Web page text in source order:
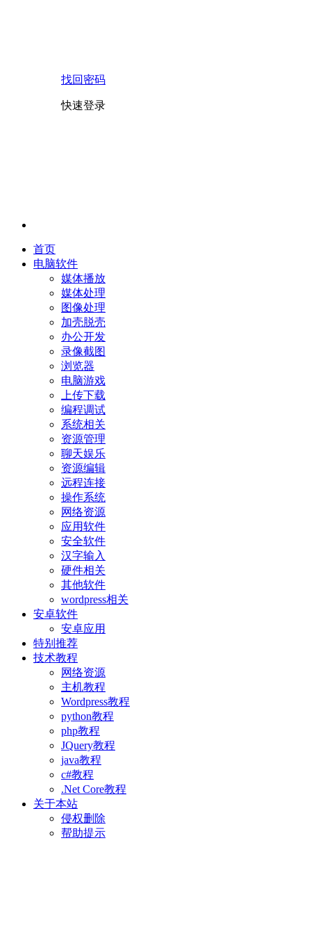
找回密码
快速登录
首页
电脑软件
媒体播放
媒体处理
图像处理
加壳脱壳
办公开发
录像截图
浏览器
电脑游戏
上传下载
编程调试
系统相关
资源管理
聊天娱乐
资源编辑
远程连接
操作系统
网络资源
应用软件
安全软件
汉字输入
硬件相关
其他软件
wordpress相关
安卓软件
安卓应用
特别推荐
技术教程
网络资源
主机教程
Wordpress教程
python教程
php教程
JQuery教程
java教程
c#教程
.Net Core教程
关于本站
侵权删除
帮助提示